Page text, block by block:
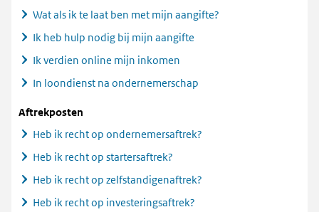
Wat als ik te laat ben met mijn aangifte?
Ik heb hulp nodig bij mijn aangifte
Ik verdien online mijn inkomen
In loondienst na ondernemerschap
Aftrekposten
Heb ik recht op ondernemersaftrek?
Heb ik recht op startersaftrek?
Heb ik recht op zelfstandigenaftrek?
Heb ik recht op investeringsaftrek?